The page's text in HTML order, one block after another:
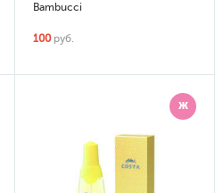
Bambucci
100 руб.
Ж